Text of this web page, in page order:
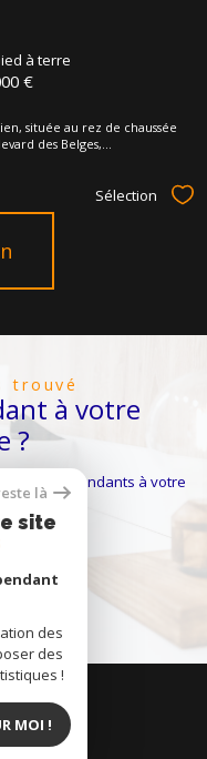
à terre
€
située au rez de chaussée
des Belges,...
Sélection
trouvé
à votre
?
correspondants à votre
là
site
des
des
!
MOI !